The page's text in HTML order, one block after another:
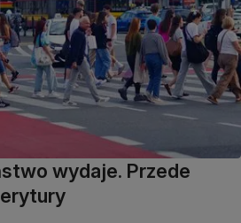
wydaje. Przede